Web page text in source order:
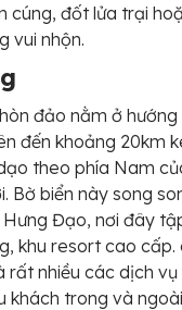
cúng, đốt lửa trại
vui nhộn.
đảo nằm ở
đến khoảng 20km
theo phía Nam
Bờ biển này song
Hưng Đạo, nơi đây
khu resort cao cấp.
rất nhiều các dịch vụ
khách trong và